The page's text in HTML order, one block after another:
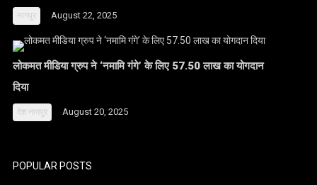
नागपुर August 22, 2025
लोकमत मीडिया ग्रुप ने ‘नमामि गंगे’ के लिए 57.50 लाख का योगदान
दिया
देश नागपुर August 20, 2025
POPULAR POSTS